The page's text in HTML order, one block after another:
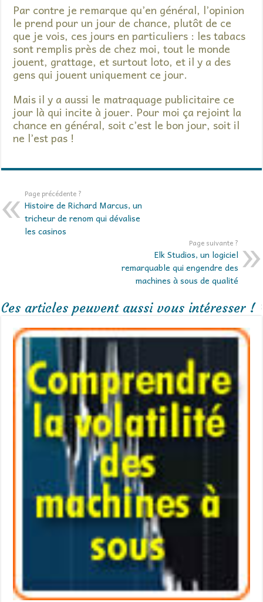
Par contre je remarque qu’en général, l’opinion
le prend pour un jour de chance, plutôt de ce
que je vois, ces jours en particuliers : les tabacs
sont remplis près de chez moi, tout le monde
jouent, grattage, et surtout loto, et il y a des
gens qui jouent uniquement ce jour.
Mais il y a aussi le matraquage publicitaire ce
jour là qui incite à jouer. Pour moi ça rejoint la
chance en général, soit c’est le bon jour, soit il
ne l’est pas !
Page précédente ?
Histoire de Richard Marcus, un
tricheur de renom qui dévalise
les casinos
Page suivante ?
Elk Studios, un logiciel
remarquable qui engendre des
machines à sous de qualité
Ces articles peuvent aussi vous intéresser !